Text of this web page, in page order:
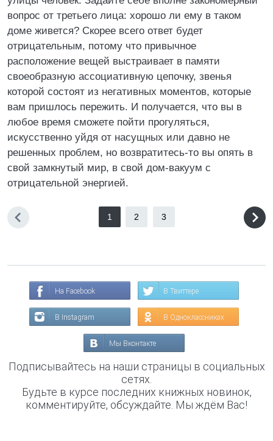
вопрос от третьего лица: хорошо ли ему в таком
доме живется? Скорее всего ответ будет
отрицательным, потому что привычное
расположение вещей выстраивает в памяти
своеобразную ассоциативную цепочку, звенья
которой состоят из негативных моментов, которые
вам пришлось пережить. И получается, что вы в
любое время сможете пойти прогуляться,
искусственно уйдя от насущных или давно не
решенных проблем, но возвратитесь-то вы опять в
свой замкнутый мир, в свой дом-вакуум с
отрицательной энергией.
1 2 3
На Facebook В Твиттере
В Instagram В Одноклассниках
Мы Вконтакте
Подписывайтесь на наши страницы в социальных
сетях.
Будьте в курсе последних книжных новинок,
комментируйте, обсуждайте. Мы ждём Вас!